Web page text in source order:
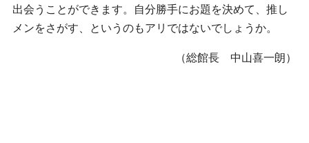
出会うことができます。自分勝手にお題を決めて、推し
メンをさがす、というのもアリではないでしょうか。
（総館長 中山喜一朗）